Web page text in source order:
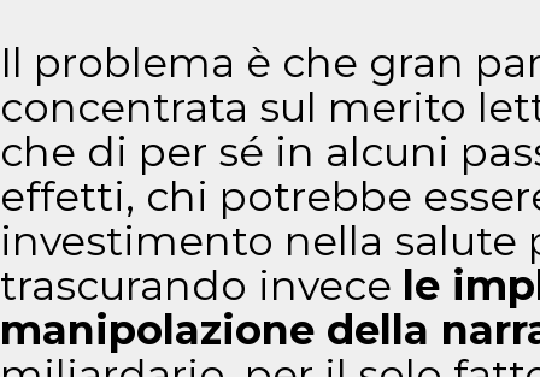
Il problema è che gran
concentrata sul merito
che di per sé in alcuni
effetti, chi potrebbe
investimento nella salute
trascurando invece le
manipolazione della